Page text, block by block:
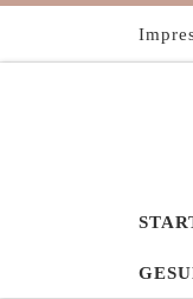
Zum Inhalt